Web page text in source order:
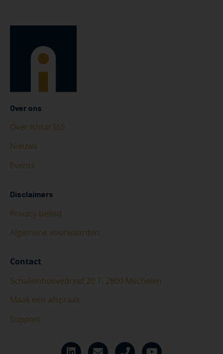
Over ons
Over Ishtar365
Nieuws
Events
Disclaimers
Privacy beleid
Algemene voorwaarden
Contact
Schaliënhoevedreef 20 T, 2800 Mechelen
Maak een afspraak
Support